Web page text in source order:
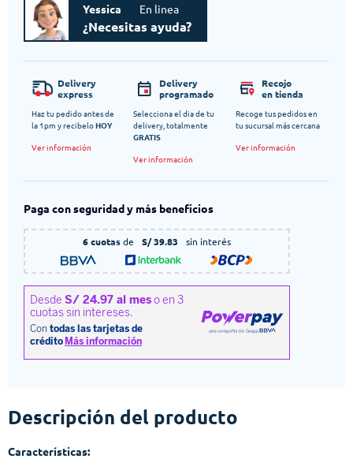
Yessica En linea
¿Necesitas ayuda?
Delivery
express
Haz tu pedido antes de
la 1pm y recibeloHOY
Ver información
Delivery
programado
Selecciona el dia de tu
delivery, totalmente
GRATIS
Ver información
Recojo
en tienda
Recoge tus pedidos en
tu sucursal más cercana
Ver información
Paga con seguridad y más beneficios
6 cuotasde S/ 39.83 sin interés
Descripción del producto
Características: